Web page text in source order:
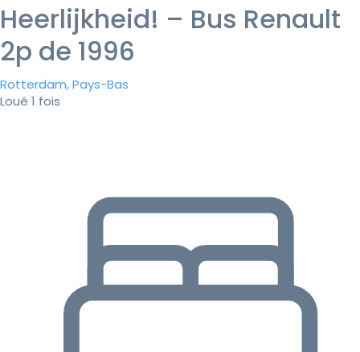
Heerlijkheid! – Bus Renault
2p de 1996
Rotterdam, Pays-Bas
Loué 1 fois